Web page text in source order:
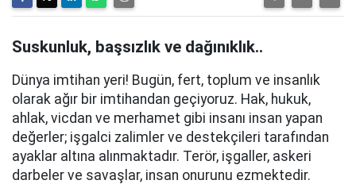
Suskunluk, başsızlık ve dağınıklık..
Dünya imtihan yeri! Bugün, fert, toplum ve insanlık
olarak ağır bir imtihandan geçiyoruz. Hak, hukuk,
ahlak, vicdan ve merhamet gibi insanı insan yapan
değerler; işgalci zalimler ve destekçileri tarafından
ayaklar altına alınmaktadır. Terör, işgaller, askeri
darbeler ve savaşlar, insan onurunu ezmektedir.